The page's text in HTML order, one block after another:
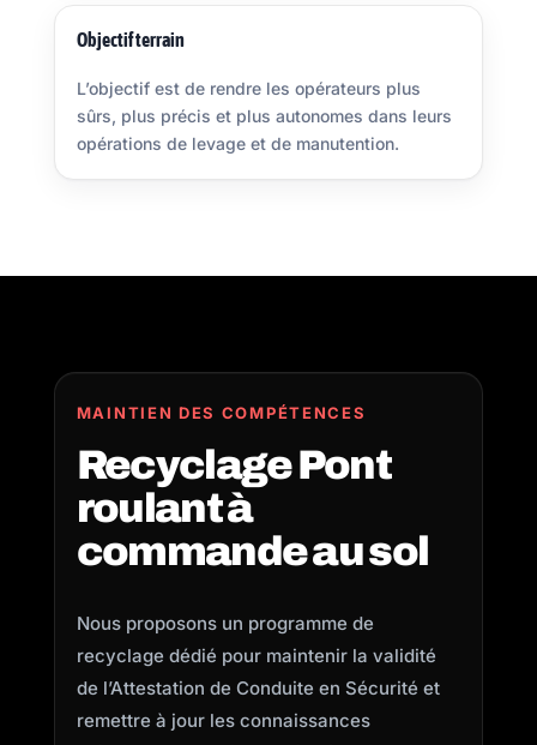
Objectif terrain
L’objectif est de rendre les opérateurs plus
sûrs, plus précis et plus autonomes dans leurs
opérations de levage et de manutention.
MAINTIEN DES COMPÉTENCES
Recyclage Pont
roulant à
commande au sol
Nous proposons un programme de
recyclage dédié pour maintenir la validité
de l’Attestation de Conduite en Sécurité et
remettre à jour les connaissances